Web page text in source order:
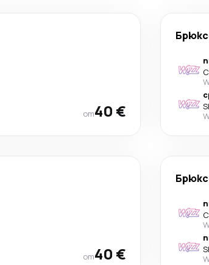
от40 €
от40 €